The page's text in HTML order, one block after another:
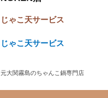
じゃこ天サービス
じゃこ天サービス
元大関霧島のちゃんこ鍋専門店